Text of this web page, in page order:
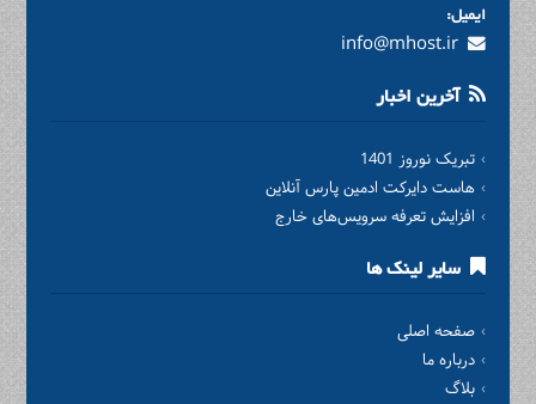
ایمیل:
info@mhost.ir
آخرین اخبار
تبریک نوروز 1401
هاست دایرکت ادمین پارس آنلاین
افزایش تعرفه سرویس‌های خارج
سایر لینک ها
صفحه اصلی
درباره ما
بلاگ